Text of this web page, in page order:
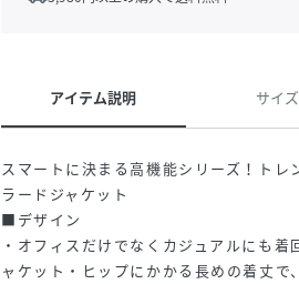
アイテム説明 サイズ
スマートに決まる高機能シリーズ！ト
ラードジャケット
■デザイン
・オフィスだけでなくカジュアルにも
ャケット・ヒップにかかる長めの着丈